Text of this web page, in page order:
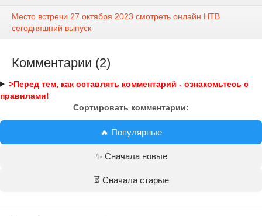
Место встречи 27 октября 2023 смотреть онлайн НТВ
сегодняшний выпуск
Комментарии (2)
>Перед тем, как оставлять комментарий - ознакомьтесь с
правилами!
Сортировать комментарии:
🔥 Популярные
✨ Сначала новые
⏳ Сначала старые